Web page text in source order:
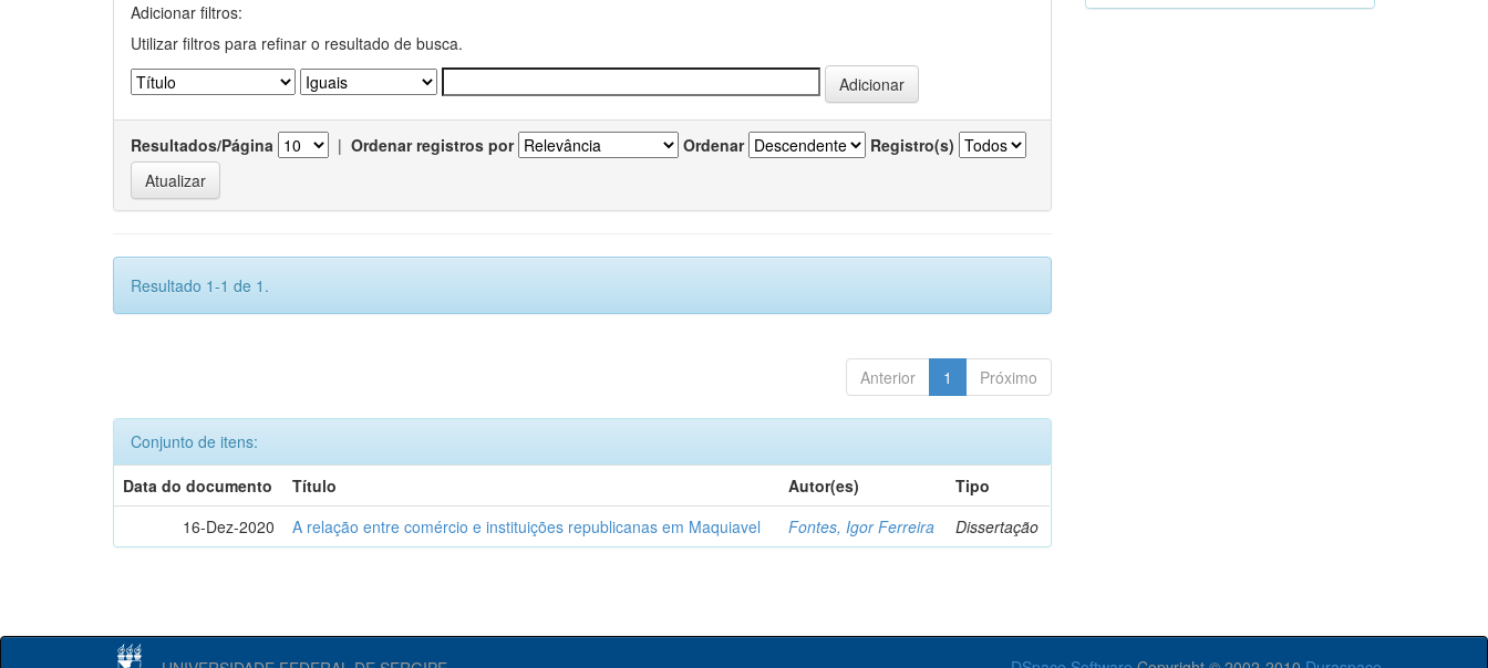
Adicionar filtros:
Utilizar filtros para refinar o resultado de busca.
Resultados/Página | Ordenar registros por Ordenar Registro(s)
Resultado 1-1 de 1.
Anterior 1 Próximo
Conjunto de itens:
Data do documento
Título Autor(es)
Tipo
16-Dez-2020
A relação entre comércio e instituições republicanas em Maquiavel Fontes, Igor Ferreira Dissertação